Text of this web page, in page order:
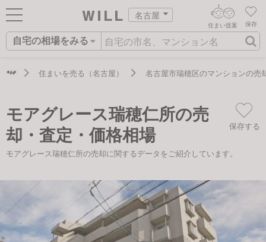
名古屋
ログイン
新規会員登録
住まいをさがす
住まいを売る
住まいをつくる
町を知る
保存
住まい提案
自宅の相場をみる
住まいをさがす
住まい事例をさが
営業所をさがす
スタッフをさがす
AIウィルくんの提案
AI住まい提案を受ける
AI査定・チャット相談する
不動産エージェントの提案
相場データを依頼する
住まいを売る（名古屋） 名古屋市瑞穂区のマンションの売
モアグレース瑞穂仁所の売
却・査定・価格相場
保存する
モアグレース瑞穂仁所の売却に関するデータをご紹介しています。